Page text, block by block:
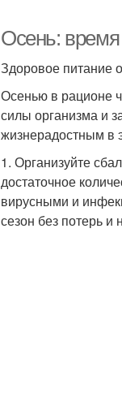
Осень: время
Здоровое питание
Осенью в рационе
силы организма и
жизнерадостным в
1. Организуйте
достаточное
вирусными и
сезон без потерь и